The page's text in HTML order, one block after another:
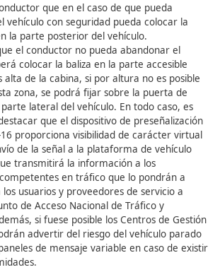
consultar la lista de países
de Ginebra o Viena?
países firmantes de las Convenciones
y Viena (1968) está disponible en
DGT o en organismos internacionales
vial.
consideran ustedes que debe
V-16 en los camiones dotados de
que sobresale por encima de la
articulados o EMS de todo tipo
de día en zonas de baja
El objetivo principal de la nueva señal
V-16 es la señalización del
en el caso de accidente o avería,
que los conductores caminen por la
triángulos de emergencia recorriendo